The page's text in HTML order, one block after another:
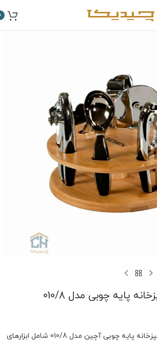
پایه چوبی مدل 010/8
خرید سرویس ابزار آشپزخانه پایه چوبی آچین مدل 010/8 شامل ابزارهای